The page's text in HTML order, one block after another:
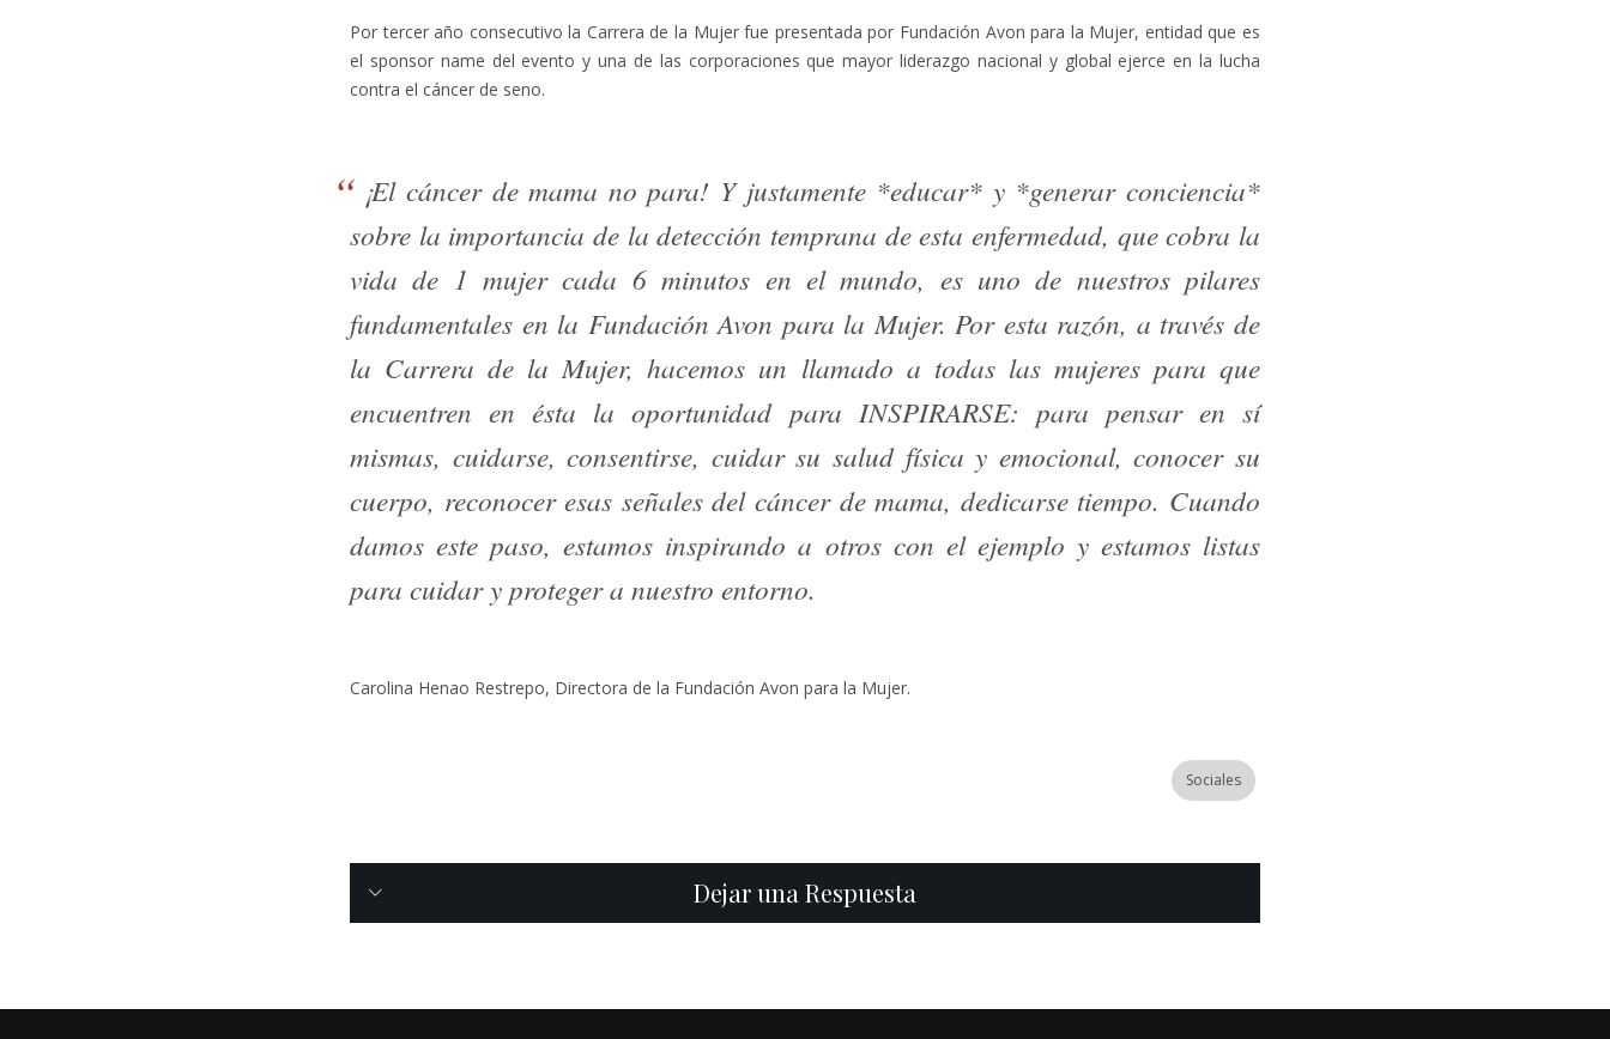
Por tercer año consecutivo la Carrera de la Mujer fue presentada por Fundación Avon para la Mujer, entidad que es
el sponsor name del evento y una de las corporaciones que mayor liderazgo nacional y global ejerce en la lucha
contra el cáncer de seno.
¡El cáncer de mama no para! Y justamente *educar* y *generar conciencia*
sobre la importancia de la detección temprana de esta enfermedad, que cobra la
vida de 1 mujer cada 6 minutos en el mundo, es uno de nuestros pilares
fundamentales en la Fundación Avon para la Mujer. Por esta razón, a través de
la Carrera de la Mujer, hacemos un llamado a todas las mujeres para que
encuentren en ésta la oportunidad para INSPIRARSE: para pensar en sí
mismas, cuidarse, consentirse, cuidar su salud física y emocional, conocer su
cuerpo, reconocer esas señales del cáncer de mama, dedicarse tiempo. Cuando
damos este paso, estamos inspirando a otros con el ejemplo y estamos listas
para cuidar y proteger a nuestro entorno.
Carolina Henao Restrepo, Directora de la Fundación Avon para la Mujer.
Sociales
Dejar una Respuesta